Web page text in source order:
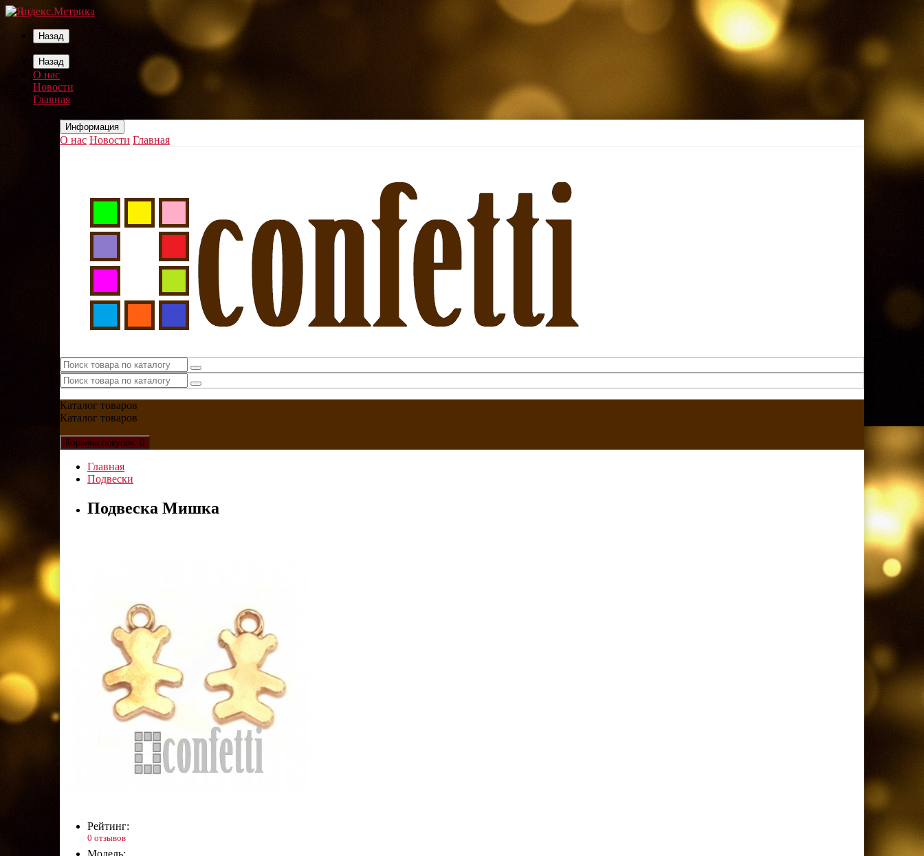
Назад
Назад
О нас
Новости
Главная
Информация
О нас Новости Главная
Каталог товаров
Каталог товаров
Корзина покупок: 0
Главная
Подвески
Подвеска Мишка
Рейтинг:
0 отзывов